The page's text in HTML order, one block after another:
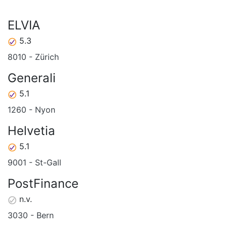
ELVIA
5.3
8010 - Zürich
Generali
5.1
1260 - Nyon
Helvetia
5.1
9001 - St-Gall
PostFinance
n.v.
3030 - Bern